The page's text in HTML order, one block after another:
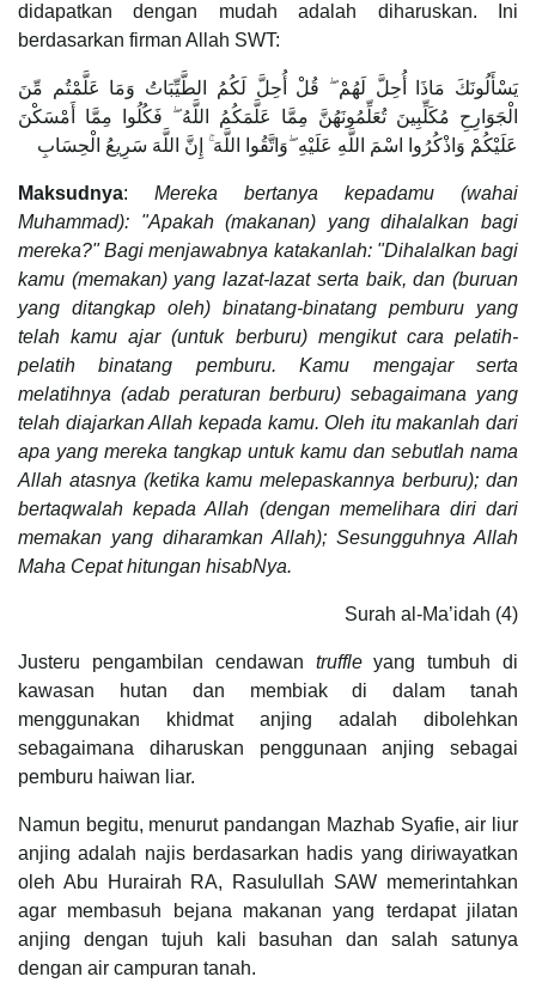
didapatkan dengan mudah adalah diharuskan. Ini
berdasarkan firman Allah SWT:
يَسْأَلُونَكَ مَاذَا أُحِلَّ لَهُمْ ۖ قُلْ أُحِلَّ لَكُمُ الطَّيِّبَاتُ وَمَا عَلَّمْتُم مِّنَ
الْجَوَارِحِ مُكَلِّبِينَ تُعَلِّمُونَهُنَّ مِمَّا عَلَّمَكُمُ اللَّهُ ۖ فَكُلُوا مِمَّا أَمْسَكْنَ
عَلَيْكُمْ وَاذْكُرُوا اسْمَ اللَّهِ عَلَيْهِ ۖوَاتَّقُوا اللَّهَ ۚ إِنَّ اللَّهَ سَرِيعُ الْحِسَابِ
Maksudnya: Mereka bertanya kepadamu (wahai
Muhammad): "Apakah (makanan) yang dihalalkan bagi
mereka?" Bagi menjawabnya katakanlah: "Dihalalkan bagi
kamu (memakan) yang lazat-lazat serta baik, dan (buruan
yang ditangkap oleh) binatang-binatang pemburu yang
telah kamu ajar (untuk berburu) mengikut cara pelatih-
pelatih binatang pemburu. Kamu mengajar serta
melatihnya (adab peraturan berburu) sebagaimana yang
telah diajarkan Allah kepada kamu. Oleh itu makanlah dari
apa yang mereka tangkap untuk kamu dan sebutlah nama
Allah atasnya (ketika kamu melepaskannya berburu); dan
bertaqwalah kepada Allah (dengan memelihara diri dari
memakan yang diharamkan Allah); Sesungguhnya Allah
Maha Cepat hitungan hisabNya.
Surah al-Ma’idah (4)
Justeru pengambilan cendawan truffleyang tumbuh di
kawasan hutan dan membiak di dalam tanah
menggunakan khidmat anjing adalah dibolehkan
sebagaimana diharuskan penggunaan anjing sebagai
pemburu haiwan liar.
Namun begitu, menurut pandangan Mazhab Syafie, air liur
anjing adalah najis berdasarkan hadis yang diriwayatkan
oleh Abu Hurairah RA, Rasulullah SAW memerintahkan
agar membasuh bejana makanan yang terdapat jilatan
anjing dengan tujuh kali basuhan dan salah satunya
dengan air campuran tanah.